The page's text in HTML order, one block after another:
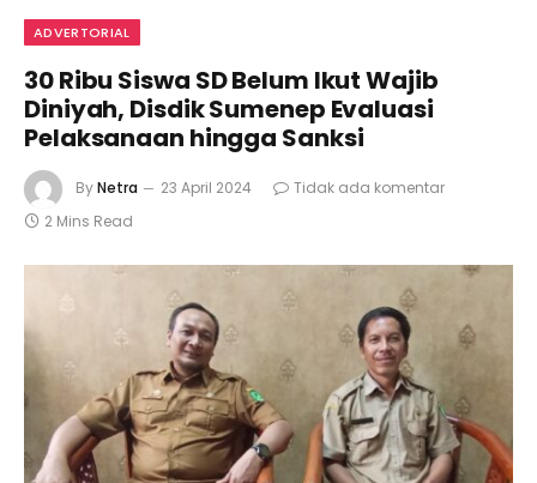
ADVERTORIAL
30 Ribu Siswa SD Belum Ikut Wajib
Diniyah, Disdik Sumenep Evaluasi
Pelaksanaan hingga Sanksi
ByNetra 23 April 2024
Tidak ada komentar
2 Mins Read